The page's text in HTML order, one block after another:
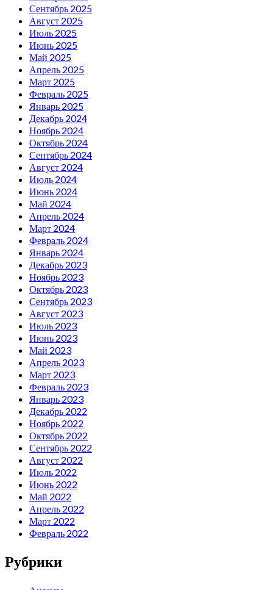
Сентябрь 2025
Август 2025
Июль 2025
Июнь 2025
Май 2025
Апрель 2025
Март 2025
Февраль 2025
Январь 2025
Декабрь 2024
Ноябрь 2024
Октябрь 2024
Сентябрь 2024
Август 2024
Июль 2024
Июнь 2024
Май 2024
Апрель 2024
Март 2024
Февраль 2024
Январь 2024
Декабрь 2023
Ноябрь 2023
Октябрь 2023
Сентябрь 2023
Август 2023
Июль 2023
Июнь 2023
Май 2023
Апрель 2023
Март 2023
Февраль 2023
Январь 2023
Декабрь 2022
Ноябрь 2022
Октябрь 2022
Сентябрь 2022
Август 2022
Июль 2022
Июнь 2022
Май 2022
Апрель 2022
Март 2022
Февраль 2022
Рубрики